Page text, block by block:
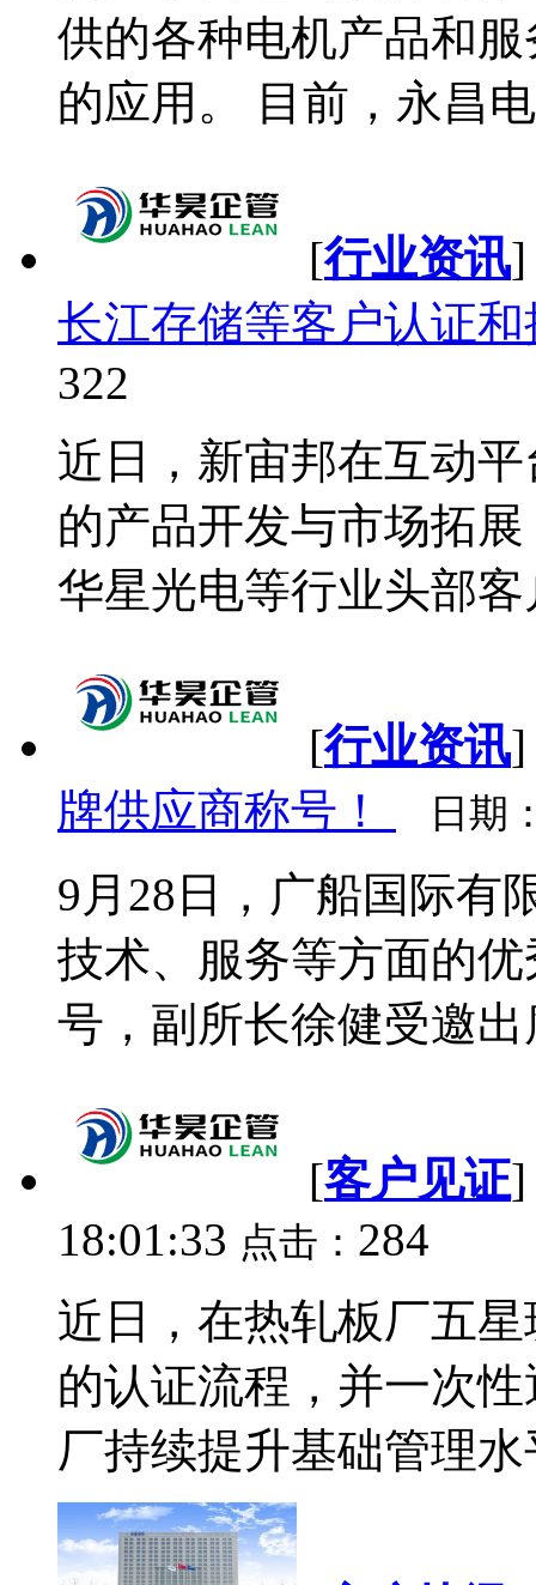
供的各种电机产品和
的应用。 目前，永昌
[行业资讯
长江存储等客户认证
322
近日，新宙邦在互动
的产品开发与市场拓
华星光电等行业头部
[行业资讯
牌供应商称号！
日期
9月28日，广船国际有
技术、服务等方面的
号，副所长徐健受邀
[客户见证
18:01:33 点击： 284
近日，在热轧板厂五
的认证流程，并一次
厂持续提升基础管理